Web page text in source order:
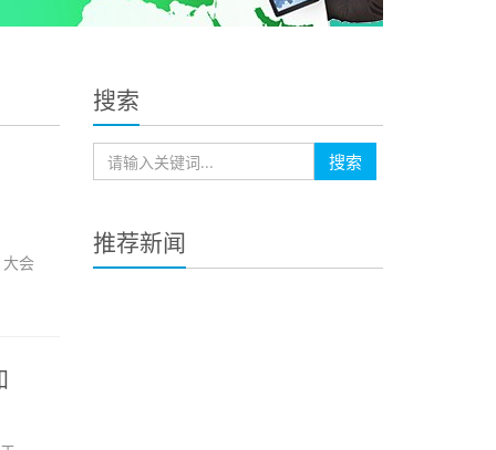
会
搜索
搜索
推荐新闻